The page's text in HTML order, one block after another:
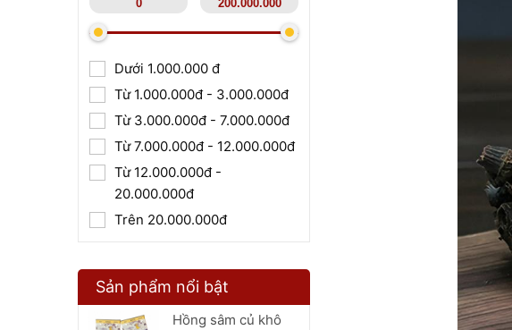
Dưới 1.000.000 đ
Từ 1.000.000đ - 3.000.000đ
Từ 3.000.000đ - 7.000.000đ
Từ 7.000.000đ - 12.000.000đ
Từ 12.000.000đ -
20.000.000đ
Trên 20.000.000đ
Sản phẩm nổi bật
Hồng sâm củ khô